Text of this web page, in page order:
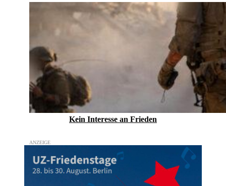
Kein Inte­resse an Frieden